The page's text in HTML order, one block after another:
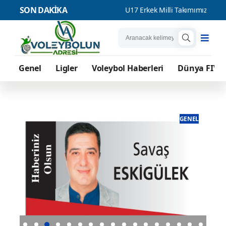
SON DAKİKAU17 Erkek Milli Takımımız, Balkan
Genel Ligler Voleybol Haberleri Dünya
GENEL